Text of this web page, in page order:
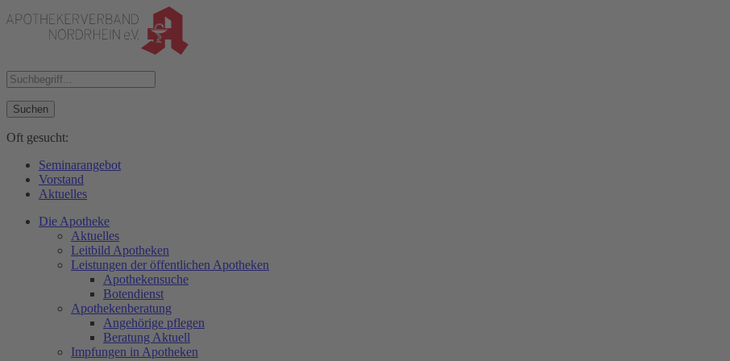
Suchen
Oft gesucht:
Seminarangebot
Vorstand
Aktuelles
Die Apotheke
Aktuelles
Leitbild Apotheken
Leistungen der öffentlichen Apotheken
Apothekensuche
Botendienst
Apothekenberatung
Angehörige pflegen
Beratung Aktuell
Impfungen in Apotheken